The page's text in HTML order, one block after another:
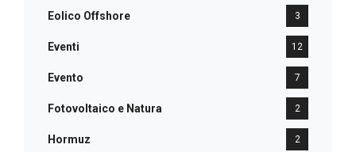
Eolico Offshore 3
Eventi 12
Evento 7
Fotovoltaico e Natura 2
Hormuz 2